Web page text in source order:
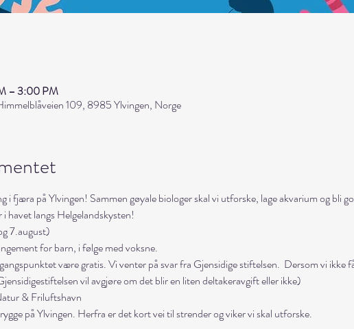
– 3:00 PM
109, 8985 Ylvingen, Norge
i fjæra på Ylvingen! Sammen gøyale biologer skal vi utforske, lage akvarium og bli
havet langs Helgelandskysten!
7.august)
for barn, i følge med voksne.
være gratis. Vi venter på svar fra Gjensidige stiftelsen.  Dersom vi ikke
vil avgjøre om det blir en liten deltakeravgift eller ikke)
& Friluftshavn
på Ylvingen. Herfra er det kort vei til strender og viker vi skal utforske.